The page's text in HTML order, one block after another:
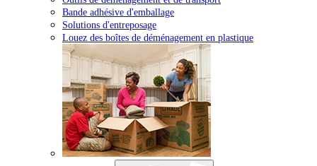
Bande adhésive d'emballage
Solutions d'entreposage
Louez des boîtes de déménagement en plastique